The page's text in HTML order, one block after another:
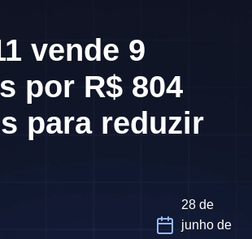
vende 9
por R$ 804
para reduzir
28 de
junho de